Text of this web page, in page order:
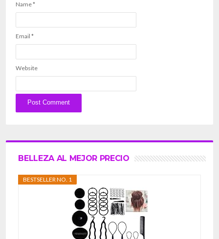
Name*
Email*
Website
BELLEZA AL MEJOR PRECIO
BESTSELLER NO. 1